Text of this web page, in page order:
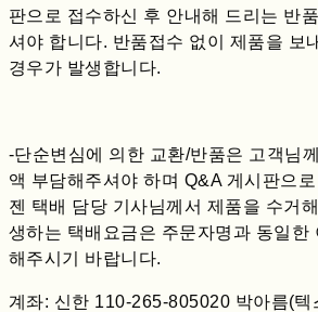
판으로 접수하신 후 안내해 드리는 반
셔야 합니다. 반품접수 없이 제품을 보
경우가 발생합니다.
-단순변심에 의한 교환/반품은 고객님
액 부담해주셔야 하며 Q&A 게시판으
젠 택배 담당 기사님께서 제품을 수거
생하는 택배요금은 주문자명과 동일한
해주시기 바랍니다.
계좌: 신한 110-265-805020 박아름(텍